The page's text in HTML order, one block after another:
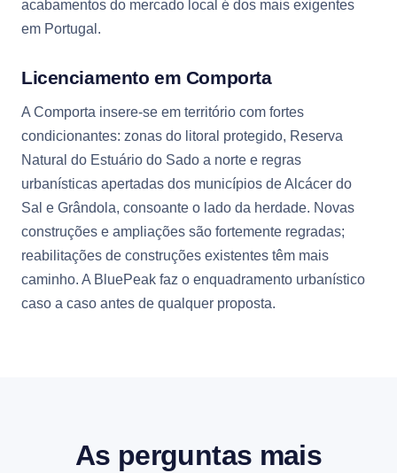
acabamentos do mercado local é dos mais exigentes
em Portugal.
Licenciamento em Comporta
A Comporta insere-se em território com fortes
condicionantes: zonas do litoral protegido, Reserva
Natural do Estuário do Sado a norte e regras
urbanísticas apertadas dos municípios de Alcácer do
Sal e Grândola, consoante o lado da herdade. Novas
construções e ampliações são fortemente regradas;
reabilitações de construções existentes têm mais
caminho. A BluePeak faz o enquadramento urbanístico
caso a caso antes de qualquer proposta.
As perguntas mais